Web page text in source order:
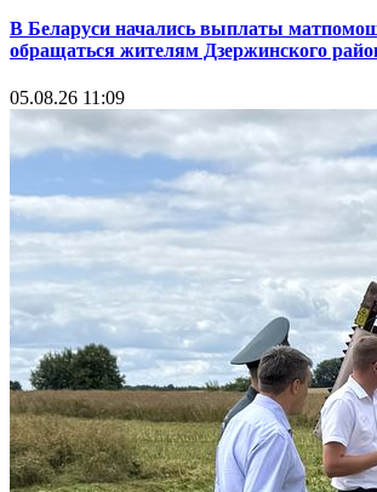
В Беларуси начались выплаты
обращаться жителям Дзержинского
05.08.26 11:09